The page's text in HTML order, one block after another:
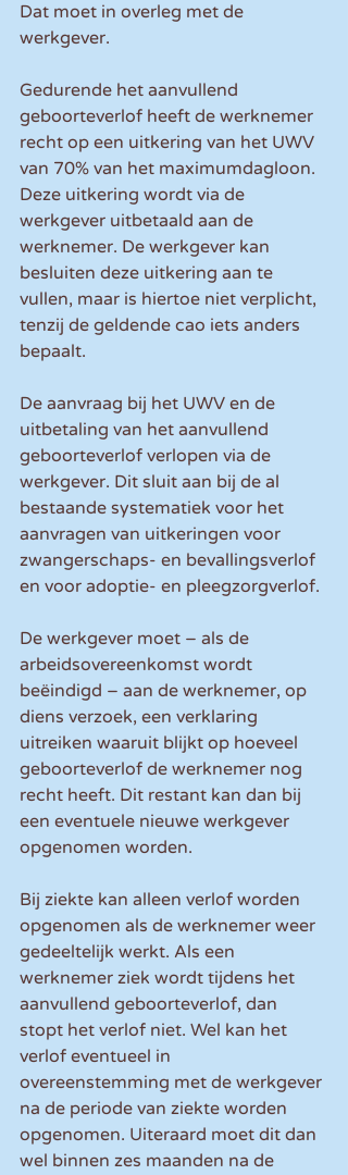
Dat moet in overleg met de
werkgever.
Gedurende het aanvullend
geboorteverlof heeft de werknemer
recht op een uitkering van het UWV
van 70% van het maximumdagloon.
Deze uitkering wordt via de
werkgever uitbetaald aan de
werknemer. De werkgever kan
besluiten deze uitkering aan te
vullen, maar is hiertoe niet verplicht,
tenzij de geldende cao iets anders
bepaalt.
De aanvraag bij het UWV en de
uitbetaling van het aanvullend
geboorteverlof verlopen via de
werkgever. Dit sluit aan bij de al
bestaande systematiek voor het
aanvragen van uitkeringen voor
zwangerschaps- en bevallingsverlof
en voor adoptie- en pleegzorgverlof.
De werkgever moet – als de
arbeidsovereenkomst wordt
beëindigd – aan de werknemer, op
diens verzoek, een verklaring
uitreiken waaruit blijkt op hoeveel
geboorteverlof de werknemer nog
recht heeft. Dit restant kan dan bij
een eventuele nieuwe werkgever
opgenomen worden.
Bij ziekte kan alleen verlof worden
opgenomen als de werknemer weer
gedeeltelijk werkt. Als een
werknemer ziek wordt tijdens het
aanvullend geboorteverlof, dan
stopt het verlof niet. Wel kan het
verlof eventueel in
overeenstemming met de werkgever
na de periode van ziekte worden
opgenomen. Uiteraard moet dit dan
wel binnen zes maanden na de